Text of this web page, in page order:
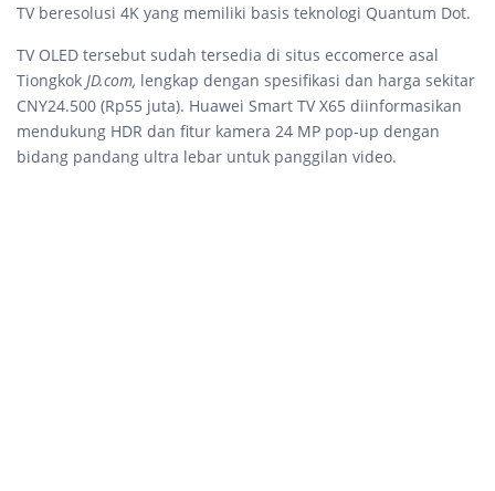
TV beresolusi 4K yang memiliki basis teknologi Quantum Dot.
TV OLED tersebut sudah tersedia di situs eccomerce asal
Tiongkok JD.com, lengkap dengan spesifikasi dan harga sekitar
CNY24.500 (Rp55 juta). Huawei Smart TV X65 diinformasikan
mendukung HDR dan fitur kamera 24 MP pop-up dengan
bidang pandang ultra lebar untuk panggilan video.